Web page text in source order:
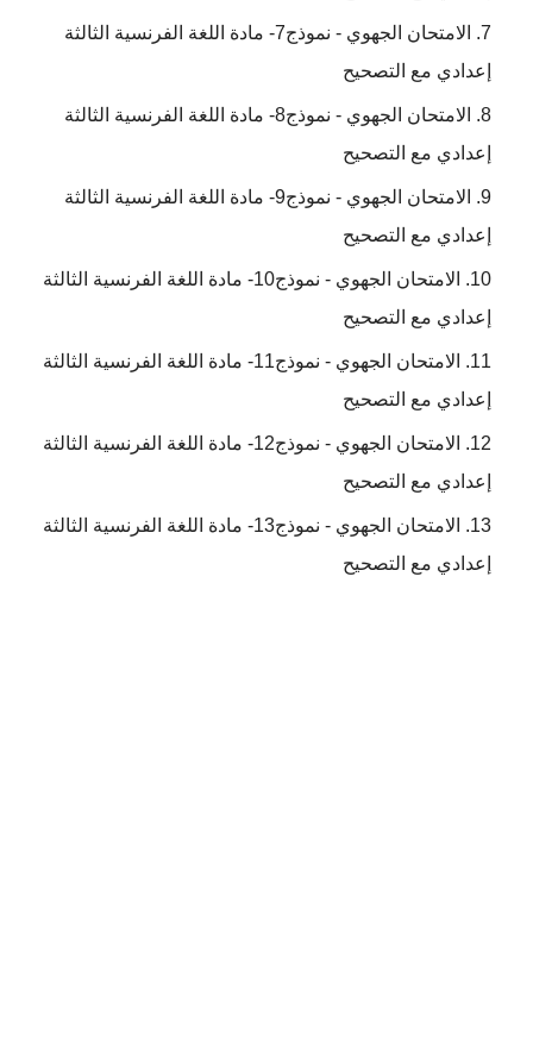
الامتحان الجهوي - نموذج7- مادة اللغة الفرنسية الثالثة
إعدادي مع التصحيح
الامتحان الجهوي - نموذج8- مادة اللغة الفرنسية الثالثة
إعدادي مع التصحيح
الامتحان الجهوي - نموذج9- مادة اللغة الفرنسية الثالثة
إعدادي مع التصحيح
الامتحان الجهوي - نموذج10- مادة اللغة الفرنسية الثالثة
إعدادي مع التصحيح
الامتحان الجهوي - نموذج11- مادة اللغة الفرنسية الثالثة
إعدادي مع التصحيح
الامتحان الجهوي - نموذج12- مادة اللغة الفرنسية الثالثة
إعدادي مع التصحيح
الامتحان الجهوي - نموذج13- مادة اللغة الفرنسية الثالثة
إعدادي مع التصحيح